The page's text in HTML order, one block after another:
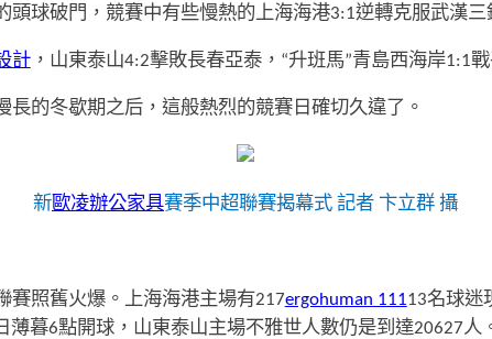
頭球破門，競賽中有些慢熱的上海海港3:1逆轉克服武漢
計，山東泰山4:2擊敗長春亞泰，“升班馬”青島西海岸1:1
長的冬歇期之后，這般熱烈的競賽日確切久違了。
新歐凌辦公家具賽季中超聯賽揭幕式 記者 卞立群 攝
賽照舊火爆。上海海港主場有217ergohuman 11113名球迷
薄暮6點開球，山東泰山主場不雅世人數仍是到達20627人